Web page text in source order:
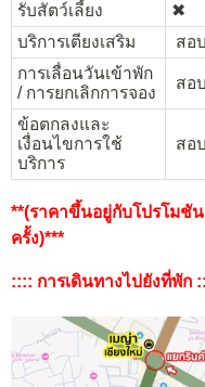
รับสัตว์เลี้ยง
✖︎
บริการเตียงเสริม
สอ
การเลื่อนวันเข้าพัก
/ การยกเลิกการจอง
สอ
ข้อตกลงและ
เงื่อนไขการใช้
บริการ
สอ
**(ราคาขึ้นอยู่กับโปรโมชั
ครั้ง)***
:::: การเดินทางไปยังที่พัก